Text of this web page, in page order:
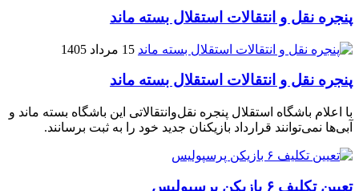
پنجره‌ نقل و انتقالات استقلال بسته ماند
15 مرداد 1405
پنجره‌ نقل و انتقالات استقلال بسته ماند
با اعلام باشگاه استقلال پنجره نقل‌وانتقالاتی این باشگاه بسته ماند و
آبی‌ها نمی‌توانند قرارداد بازیکنان جدید خود را به ثبت برسانند.
تعیین تکلیف ۶ بازیکن پرسپولیس